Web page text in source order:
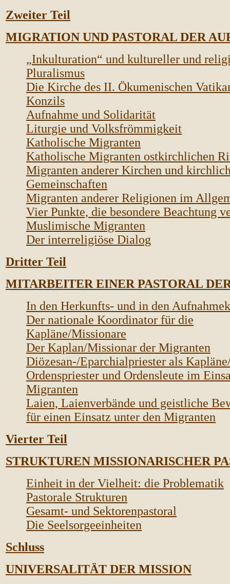
Zweiter Teil
MIGRATION UND PASTORAL DER
„Inkulturation“ und kultureller und
Pluralismus
Die Kirche des II. Ökumenischen
Konzils
Aufnahme und Solidarität
Liturgie und Volksfrömmigkeit
Katholische Migranten
Katholische Migranten ostkirchlichen
Migranten anderer Kirchen und
Gemeinschaften
Migranten anderer Religionen im
Vier Punkte, die besondere Beachtung
Muslimische Migranten
Der interreligiöse Dialog
Dritter Teil
MITARBEITER EINER PASTORAL
In den Herkunfts- und in den
Der nationale Koordinator für die
Kapläne/Missionare
Der Kaplan/Missionar der Migranten
Diözesan-/Eparchialpriester als
Ordenspriester und Ordensleute im
Migranten
Laien, Laienverbände und geistliche
für einen Einsatz unter den Migranten
Vierter Teil
STRUKTUREN MISSIONARISCHER
Einheit in der Vielheit: die Problematik
Pastorale Strukturen
Gesamt- und Sektorenpastoral
Die Seelsorgeeinheiten
Schluss
UNIVERSALITÄT DER MISSION